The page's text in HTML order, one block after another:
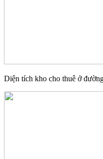
Diện tích kho cho thuê ở